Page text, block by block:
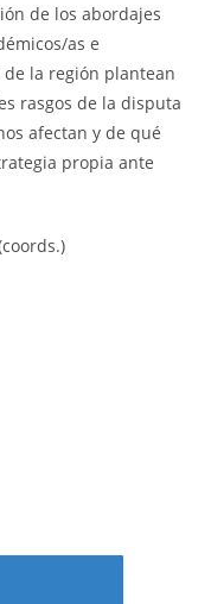
de los abordajes
as e
la región plantean
rasgos de la disputa
afectan y de qué
propia ante